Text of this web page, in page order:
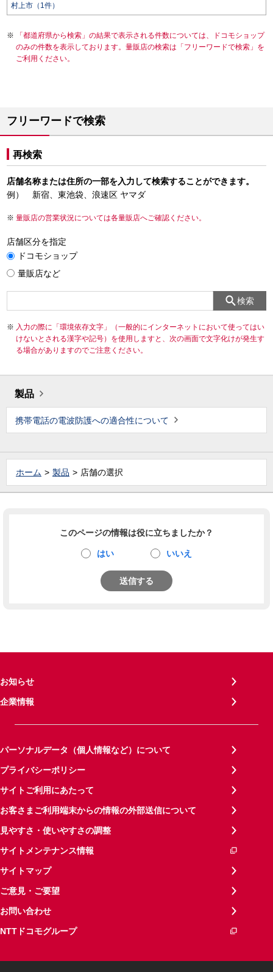
村上市（1件）
「都道府県から検索」の結果で表示される件数については、ドコモショップ
のみの件数を表示しております。量販店の検索は「フリーワードで検索」を
ご利用ください。
フリーワードで検索
再検索
店舗名称または住所の一部を入力して検索することができます。
例） 新宿、東池袋、浪速区 ヤマダ
量販店の営業状況については各量販店へご確認ください。
店舗区分を指定
ドコモショップ
量販店など
検索
入力の際に「環境依存文字」（一般的にインターネットにおいて使ってはい
けないとされる漢字や記号）を使用しますと、次の画面で文字化けが発生す
る場合がありますのでご注意ください。
製品
携帯電話の電波防護への適合性について
ホーム 製品 店舗の選択
このページの情報は役に立ちましたか？
はい いいえ
送信する
お知らせ
企業情報
パーソナルデータ（個人情報など）について
プライバシーポリシー
サイトご利用にあたって
お客さまご利用端末からの情報の外部送信について
見やすさ・使いやすさの調整
サイトメンテナンス情報
サイトマップ
ご意見・ご要望
お問い合わせ
NTTドコモグループ